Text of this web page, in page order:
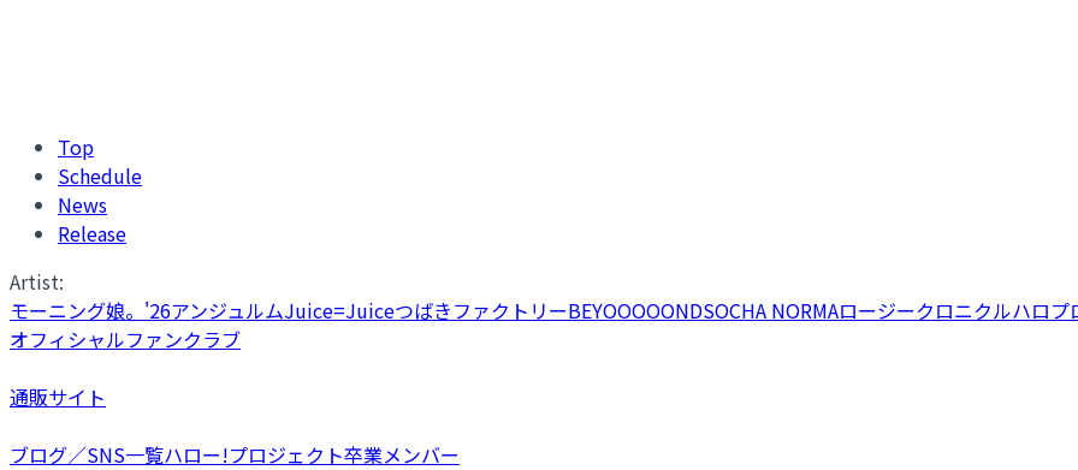
Top
Schedule
News
Release
Artist:
モーニング娘。'26アンジュルムJuice=JuiceつばきファクトリーBEYOOOOONDSOCHA NORMAロージークロニクルハロプ
オフィシャルファンクラブ
通販サイト
ブログ／SNS一覧ハロー!プロジェクト卒業メンバー